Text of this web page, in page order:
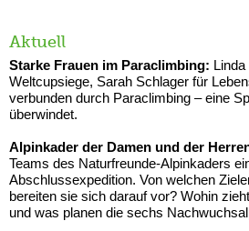
Aktuell
Starke Frauen im Paraclimbing:
Weltcupsiege, Sarah Schlager für
verbunden durch Paraclimbing – eine
überwindet.
Alpinkader der Damen und der
Teams des Naturfreunde-Alpinkaders
Abschlussexpedition. Von welchen
bereiten sie sich darauf vor? Wohin
und was planen die sechs